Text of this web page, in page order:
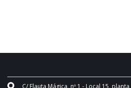
C/ Flauta Mágica, nº 1 - Local 15, planta